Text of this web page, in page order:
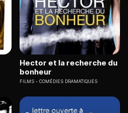
Hector et la recherche du
bonheur
FILMS COMÉDIES DRAMATIQUES